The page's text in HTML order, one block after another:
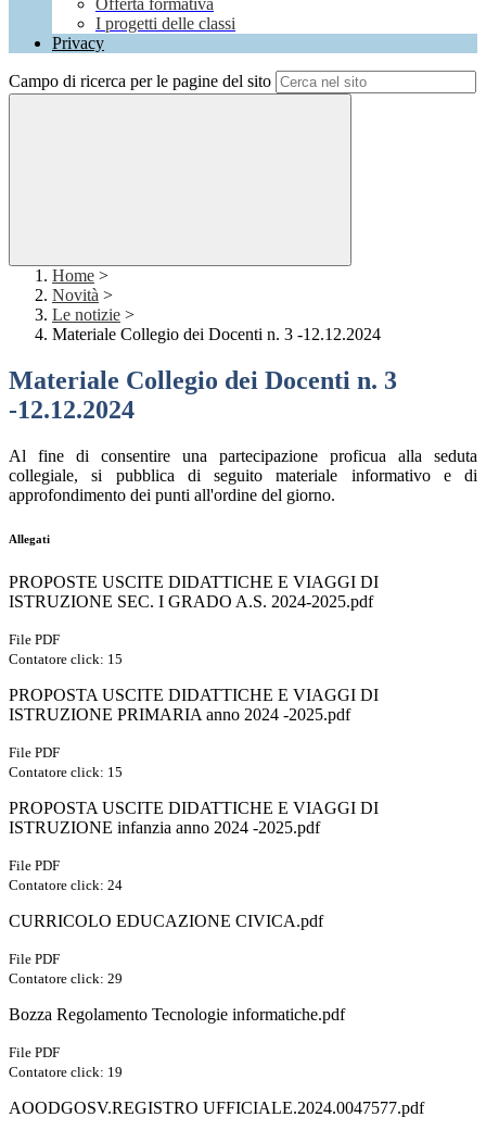
Offerta formativa
I progetti delle classi
Privacy
Campo di ricerca per le pagine del sito
Home >
Novità >
Le notizie >
Materiale Collegio dei Docenti n. 3 -12.12.2024
Materiale Collegio dei Docenti n. 3
-12.12.2024
Al fine di consentire una partecipazione proficua alla seduta
collegiale, si pubblica di seguito materiale informativo e di
approfondimento dei punti all'ordine del giorno.
Allegati
PROPOSTE USCITE DIDATTICHE E VIAGGI DI
ISTRUZIONE SEC. I GRADO A.S. 2024-2025.pdf
File PDF
Contatore click: 15
PROPOSTA USCITE DIDATTICHE E VIAGGI DI
ISTRUZIONE PRIMARIA anno 2024 -2025.pdf
File PDF
Contatore click: 15
PROPOSTA USCITE DIDATTICHE E VIAGGI DI
ISTRUZIONE infanzia anno 2024 -2025.pdf
File PDF
Contatore click: 24
CURRICOLO EDUCAZIONE CIVICA.pdf
File PDF
Contatore click: 29
Bozza Regolamento Tecnologie informatiche.pdf
File PDF
Contatore click: 19
AOODGOSV.REGISTRO UFFICIALE.2024.0047577.pdf